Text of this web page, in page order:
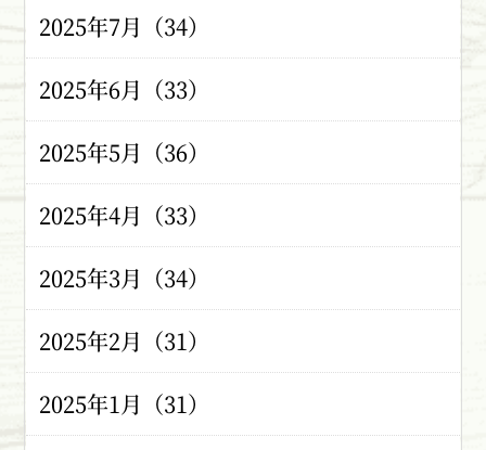
2025年7月（34）
2025年6月（33）
2025年5月（36）
2025年4月（33）
2025年3月（34）
2025年2月（31）
2025年1月（31）